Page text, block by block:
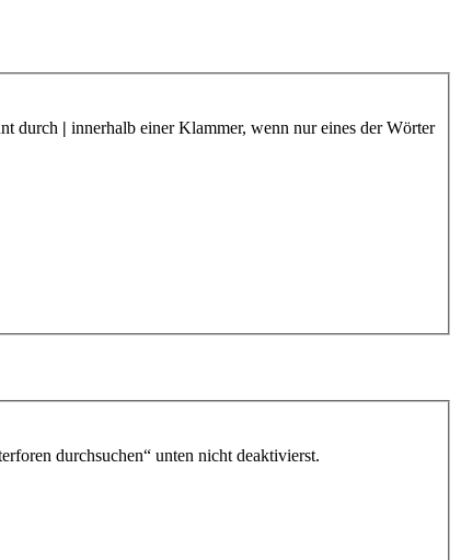
durch | innerhalb einer Klammer, wenn nur eines der Wörter
durchsuchen“ unten nicht deaktivierst.